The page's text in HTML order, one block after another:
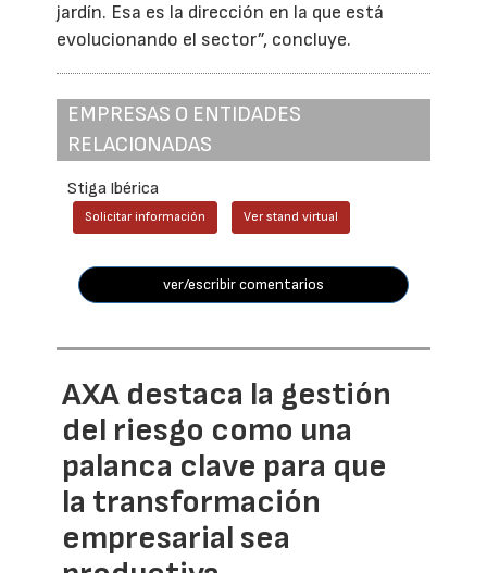
jardín. Esa es la dirección en la que está
evolucionando el sector”, concluye.
EMPRESAS O ENTIDADES
RELACIONADAS
Stiga Ibérica
Solicitar información Ver stand virtual
ver/escribir comentarios
AXA destaca la gestión
del riesgo como una
palanca clave para que
la transformación
empresarial sea